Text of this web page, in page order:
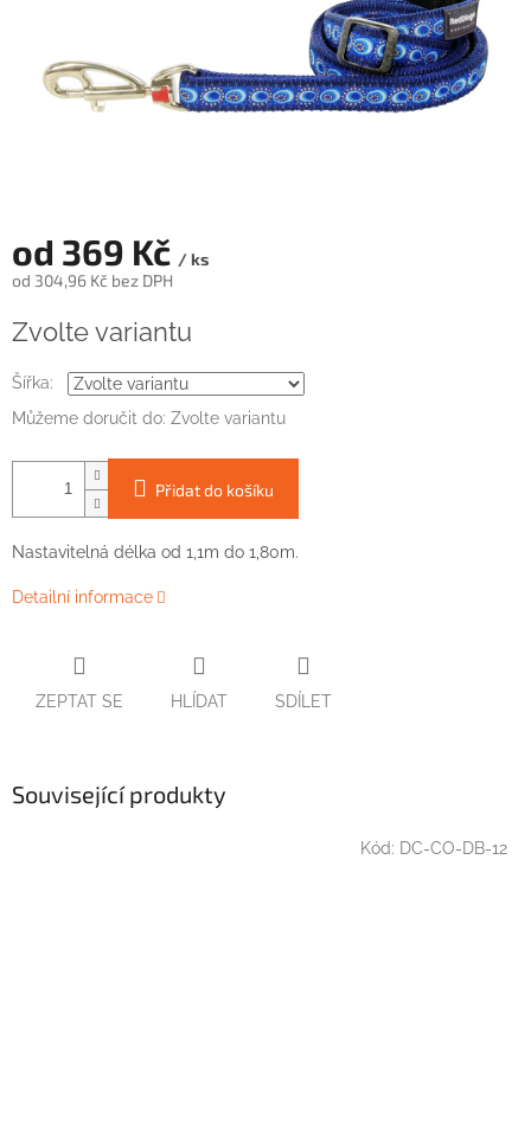
od 369 Kč / ks
od 304,96 Kč bez DPH
cena:
Zvolte variantu
Šířka:
Můžeme doručit do: Zvolte variantu
Přidat do košíku
Nastavitelná délka od 1,1m do 1,80m.
Detailní informace
ZEPTAT SE HLÍDAT SDÍLET
Související produkty
Kód: DC-CO-DB-12